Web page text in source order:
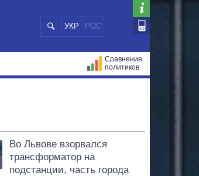
УКР РОС
Сравнение
политиков
Во Львове взорвался
трансформатор на
подстанции, часть города